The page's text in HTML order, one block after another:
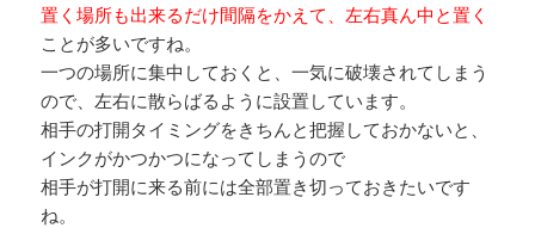
置く場所も出来るだけ間隔をかえて、左右真ん中と置く
ことが多いですね。
一つの場所に集中しておくと、一気に破壊されてしまう
ので、左右に散らばるように設置しています。
相手の打開タイミングをきちんと把握しておかないと、
インクがかつかつになってしまうので
相手が打開に来る前には全部置き切っておきたいです
ね。